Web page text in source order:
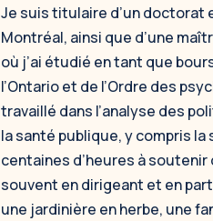
Je suis titulaire d’un doctorat
Montréal, ainsi que d’une
où j’ai étudié en tant que
l’Ontario et de l’Ordre des
travaillé dans l’analyse des
la santé publique, y compris
centaines d’heures à
souvent en dirigeant et en
une jardinière en herbe, une